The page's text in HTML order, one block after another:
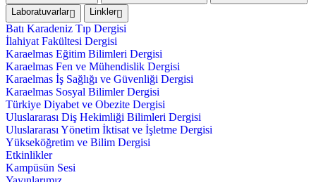
Laboratuvarlar
Linkler
Batı Karadeniz Tıp Dergisi
İlahiyat Fakültesi Dergisi
Karaelmas Eğitim Bilimleri Dergisi
Karaelmas Fen ve Mühendislik Dergisi
Karaelmas İş Sağlığı ve Güvenliği Dergisi
Karaelmas Sosyal Bilimler Dergisi
Türkiye Diyabet ve Obezite Dergisi
Uluslararası Diş Hekimliği Bilimleri Dergisi
Uluslararası Yönetim İktisat ve İşletme Dergisi
Yükseköğretim ve Bilim Dergisi
Etkinlikler
Kampüsün Sesi